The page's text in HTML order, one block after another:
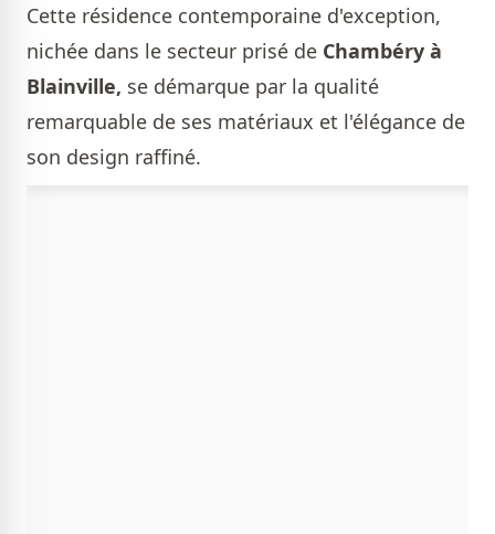
Cette résidence contemporaine d'exception,
nichée dans le secteur prisé de Chambéry à
Blainville, se démarque par la qualité
remarquable de ses matériaux et l'élégance de
son design raffiné.